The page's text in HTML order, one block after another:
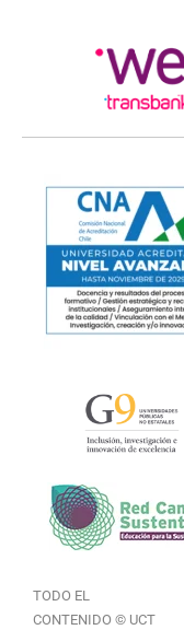
TODO EL
CONTENIDO © UCT